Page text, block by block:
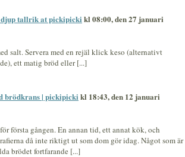
djup tallrik at pickipicki kl 08:00, den 27 januari
salt. Servera med en rejäl klick keso (alternativt
ett matig bröd eller [...]
brödkrans | pickipicki kl 18:43, den 12 januari
första gången. En annan tid, ett annat kök, och
då inte riktigt ut som dom gör idag. Något som är
brödet fortfarande [...]